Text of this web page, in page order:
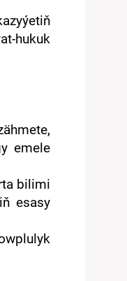
hukuk
emele
bilimi
esasy